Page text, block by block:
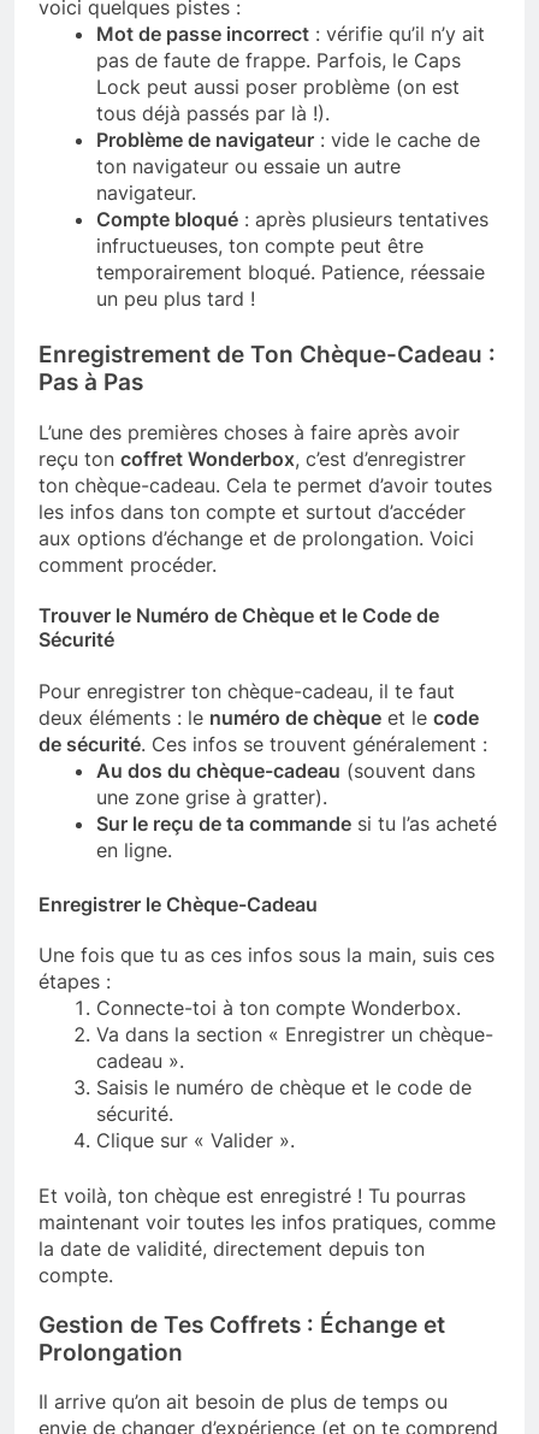
voici quelques pistes :
Mot de passe incorrect : vérifie qu’il n’y ait
pas de faute de frappe. Parfois, le Caps
Lock peut aussi poser problème (on est
tous déjà passés par là !).
Problème de navigateur : vide le cache de
ton navigateur ou essaie un autre
navigateur.
Compte bloqué : après plusieurs tentatives
infructueuses, ton compte peut être
temporairement bloqué. Patience, réessaie
un peu plus tard !
Enregistrement de Ton Chèque-Cadeau :
Pas à Pas
L’une des premières choses à faire après avoir
reçu ton coffret Wonderbox, c’est d’enregistrer
ton chèque-cadeau. Cela te permet d’avoir toutes
les infos dans ton compte et surtout d’accéder
aux options d’échange et de prolongation. Voici
comment procéder.
Trouver le Numéro de Chèque et le Code de
Sécurité
Pour enregistrer ton chèque-cadeau, il te faut
deux éléments : le numéro de chèque et le code
de sécurité. Ces infos se trouvent généralement :
Au dos du chèque-cadeau (souvent dans
une zone grise à gratter).
Sur le reçu de ta commande si tu l’as acheté
en ligne.
Enregistrer le Chèque-Cadeau
Une fois que tu as ces infos sous la main, suis ces
étapes :
Connecte-toi à ton compte Wonderbox.
Va dans la section « Enregistrer un chèque-
cadeau ».
Saisis le numéro de chèque et le code de
sécurité.
Clique sur « Valider ».
Et voilà, ton chèque est enregistré ! Tu pourras
maintenant voir toutes les infos pratiques, comme
la date de validité, directement depuis ton
compte.
Gestion de Tes Coffrets : Échange et
Prolongation
Il arrive qu’on ait besoin de plus de temps ou
envie de changer d’expérience (et on te comprend